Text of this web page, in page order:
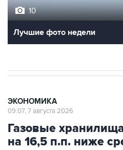
10
Лучшие фото недели
ЭКОНОМИКА
09:07, 7 августа 2026
Газовые
на 16,5 п.п. ниже